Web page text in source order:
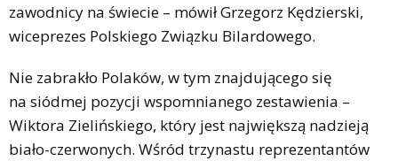
zawodnicy na świecie – mówił Grzegorz Kędzierski,
wiceprezes Polskiego Związku Bilardowego.
Nie zabrakło Polaków, w tym znajdującego się
na siódmej pozycji wspomnianego zestawienia –
Wiktora Zielińskiego, który jest największą nadzieją
biało-czerwonych. Wśród trzynastu reprezentantów